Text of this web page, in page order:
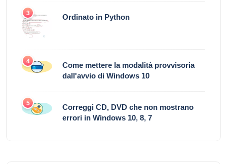
3 Ordinato in Python
4
Come mettere la modalità provvisoria
dall'avvio di Windows 10
5
Correggi CD, DVD che non mostrano
errori in Windows 10, 8, 7